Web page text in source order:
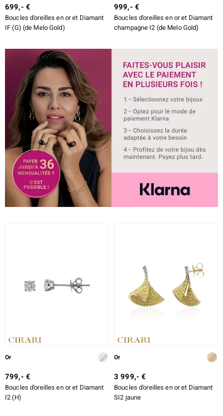
699,- €
Boucles d'oreilles en or et Diamant
IF (G) (de Melo Gold)
999,- €
Boucles d'oreilles en or et Diamant
champagne I2 (de Melo Gold)
Or
799,- €
Boucles d'oreilles en or et Diamant
I2 (H)
Or
3 999,- €
Boucles d'oreilles en or et Diamant
SI2 jaune